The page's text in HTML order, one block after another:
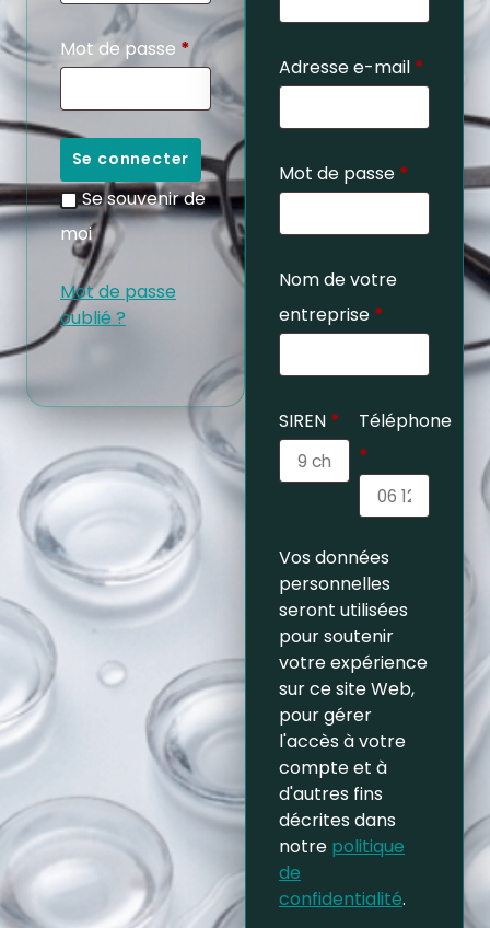
Mot de passe *
Se connecter
Se souvenir de
moi
Mot de passe
oublié ?
Adresse e-mail *
Mot de passe *
Nom de votre
entreprise *
SIREN *
Téléphone
*
Vos données
personnelles
seront utilisées
pour soutenir
votre expérience
sur ce site Web,
pour gérer
l'accès à votre
compte et à
d'autres fins
décrites dans
notre politique
de
confidentialité.